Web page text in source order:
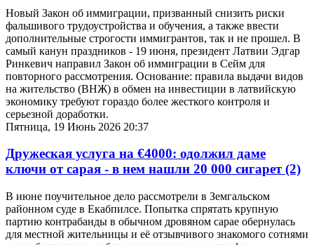
Новый Закон об иммиграции, призванный снизить риски
фальшивого трудоустройства и обучения, а также ввести
дополнительные строгости иммигрантов, так и не прошел. В
самый канун праздников - 19 июня, президент Латвии Эдгар
Ринкевич направил Закон об иммиграции в Сейм для
повторного рассмотрения. Основание: правила выдачи видов
на жительство (ВНЖ) в обмен на инвестиции в латвийскую
экономику требуют гораздо более жесткого контроля и
серьезной доработки.
Пятница, 19 Июнь 2026 20:37
Дружеская услуга на €4000: одолжил даме
ключи от сарая - в нем нашли 20 000 сигарет(2)
В июне поучительное дело рассмотрели в Земгальском
районном суде в Екабпилсе. Попытка спрятать крупную
партию контрабанды в обычном дровяном сарае обернулась
для местной жительницы и её отзывчивого знакомого сотнями